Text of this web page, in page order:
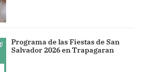
Programa de las Fiestas de San
Salvador 2026 en Trapagaran